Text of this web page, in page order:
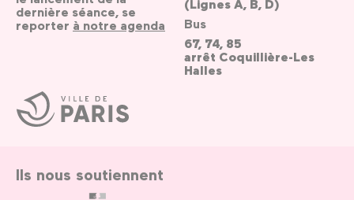
Ville
de
Paris
dernière séance, se
reporter à notre agenda
(Lignes A, B, D)
Bus
67, 74, 85
arrêt Coquillière-Les
Halles
Ils nous soutiennent